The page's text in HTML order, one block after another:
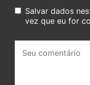
Salvar dados
vez que eu for
comentário: